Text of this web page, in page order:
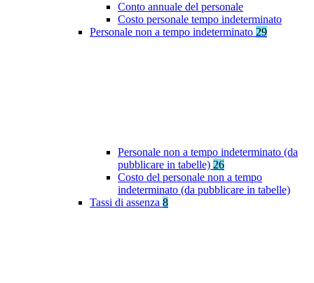
Conto annuale del personale
Costo personale tempo indeterminato
Personale non a tempo indeterminato 29
Personale non a tempo indeterminato (da
pubblicare in tabelle) 26
Costo del personale non a tempo
indeterminato (da pubblicare in tabelle)
Tassi di assenza 8